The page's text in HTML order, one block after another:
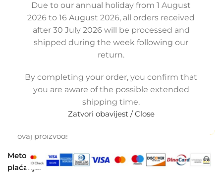
Due to our annual holiday from 1 August
2026 to 16 August 2026, all orders received
after 30 July 2026 will be processed and
shipped during the week following our
return.
By completing your order, you confirm that
you are aware of the possible extended
shipping time.
Zatvori obavijest / Close
47,00€
€ex VAT
+
Dodaj u košaricu
Buy now
Usporedi
Dodaj na popis kupovine
ovaj proizvod!
Metode
plaćanja: